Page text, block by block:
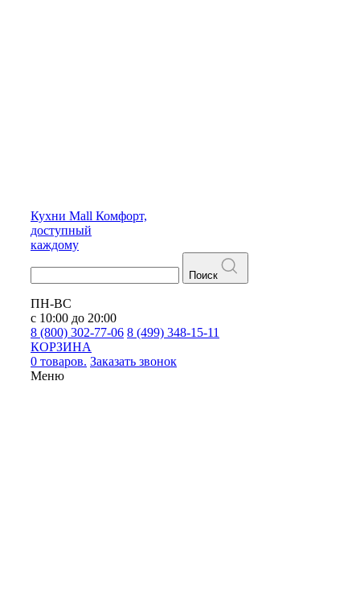
Кухни Mall Комфорт,
доступный
каждому
Поиск
ПН-ВС
с 10:00 до 20:00
8 (800) 302-77-06 8 (499) 348-15-11
КОРЗИНА
0 товаров. Заказать звонок
Меню